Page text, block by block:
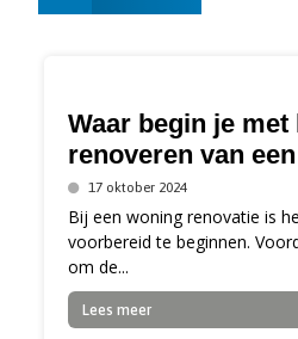
Waar begin je met
renoveren van
17 oktober 2024
Bij een woning renovatie is
voorbereid te beginnen.
om de...
Lees meer